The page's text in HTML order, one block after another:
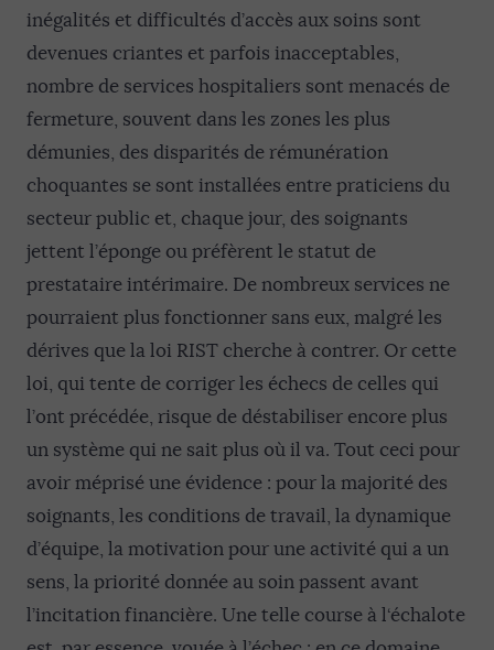
inégalités et difficultés d’accès aux soins sont
devenues criantes et parfois inacceptables,
nombre de services hospitaliers sont menacés de
fermeture, souvent dans les zones les plus
démunies, des disparités de rémunération
choquantes se sont installées entre praticiens du
secteur public et, chaque jour, des soignants
jettent l’éponge ou préfèrent le statut de
prestataire intérimaire. De nombreux services ne
pourraient plus fonctionner sans eux, malgré les
dérives que la loi RIST cherche à contrer. Or cette
loi, qui tente de corriger les échecs de celles qui
l’ont précédée, risque de déstabiliser encore plus
un système qui ne sait plus où il va. Tout ceci pour
avoir méprisé une évidence : pour la majorité des
soignants, les conditions de travail, la dynamique
d’équipe, la motivation pour une activité qui a un
sens, la priorité donnée au soin passent avant
l’incitation financière. Une telle course à l‘échalote